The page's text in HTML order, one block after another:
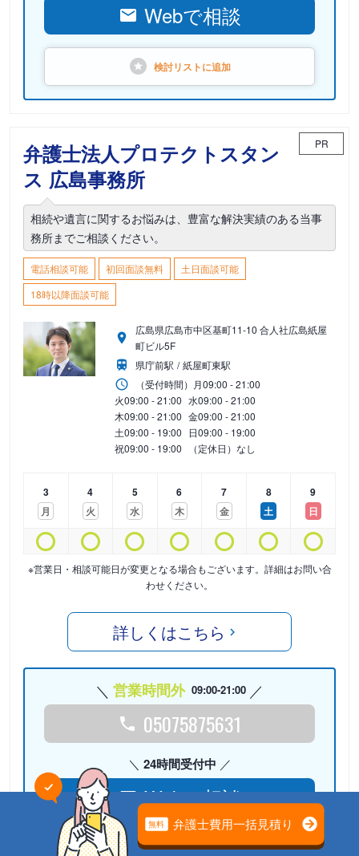
Webで相談
検討リストに追加
弁護士法人プロテクトスタン
ス 広島事務所
PR
相続や遺言に関するお悩みは、豊富な解決実績のある当事
務所までご相談ください。
電話相談可能 初回面談無料
土日面談可能
18時以降面談可能
広島県広島市中区基町11-10 合人社広島紙屋
町ビル5F
県庁前駅
紙屋町東駅
（受付時間） 月09:00 - 21:00
火09:00 - 21:00 水09:00 - 21:00
木09:00 - 21:00 金09:00 - 21:00
土09:00 - 19:00 日09:00 - 19:00
祝09:00 - 19:00 （定休日）なし
3
月
4
火
5
水
6
木
7
金
8
土
9
日
※営業日・相談可能日が変更となる場合もございます。詳細はお問い合
わせください。
詳しくはこちら
営業時間外 09:00-21:00
05075875631
24時間受付中
Webで相談
検討リストに追加